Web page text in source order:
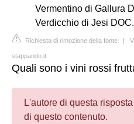
Vermentino di Gallura
Verdicchio di Jesi DOC.
Richiesta di rimozione della fonte |
stappando.it
Quali sono i vini rossi
L'autore di questa
di questo contenuto.